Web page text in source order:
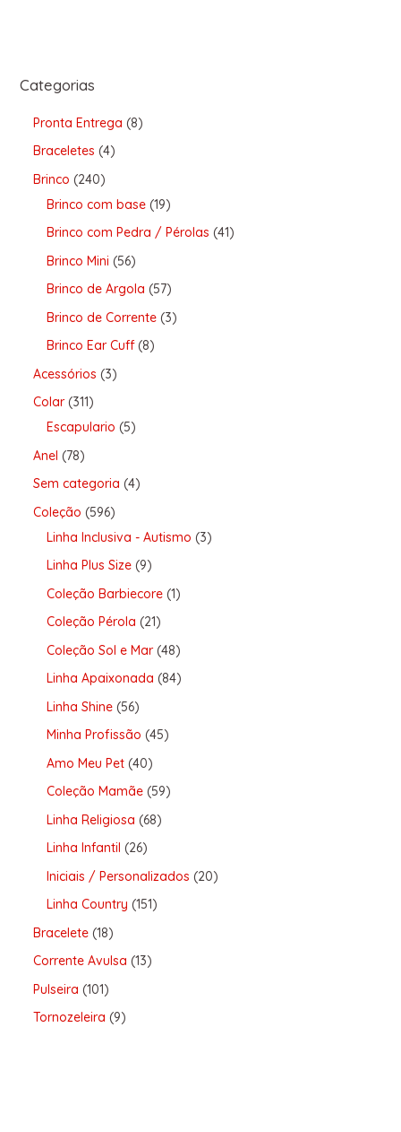
Categorias
Pronta Entrega 8
Braceletes 4
Brinco 240
Brinco com base 19
Brinco com Pedra / Pérolas 41
Brinco Mini 56
Brinco de Argola 57
Brinco de Corrente 3
Brinco Ear Cuff 8
Acessórios 3
Colar 311
Escapulario 5
Anel 78
Sem categoria 4
Coleção 596
Linha Inclusiva - Autismo 3
Linha Plus Size 9
Coleção Barbiecore 1
Coleção Pérola 21
Coleção Sol e Mar 48
Linha Apaixonada 84
Linha Shine 56
Minha Profissão 45
Amo Meu Pet 40
Coleção Mamãe 59
Linha Religiosa 68
Linha Infantil 26
Iniciais / Personalizados 20
Linha Country 151
Bracelete 18
Corrente Avulsa 13
Pulseira 101
Tornozeleira 9